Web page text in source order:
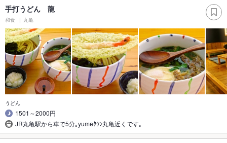
手打うどん 龍
和食 丸亀
うどん
1501～2000円
JR丸亀駅から車で5分｡yumeﾀｳﾝ丸亀近くです｡